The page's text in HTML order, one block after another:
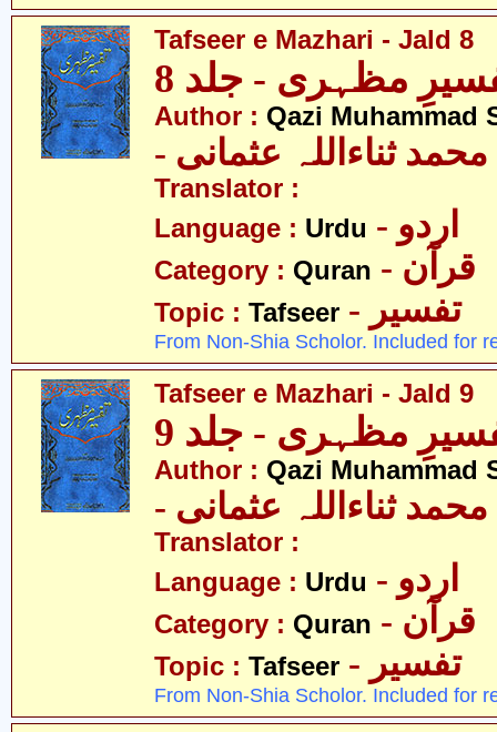
Tafseer e Mazhari - Jald 8
مظہری - جلد 8
Author : Qazi Muhammad
ثناءاللہ عثمانی
Translator :
Language : Urdu - اردو
Category : Quran - قرآن
Topic : Tafseer - تفسیر
From Non-Shia Scholor. Included for
Tafseer e Mazhari - Jald 9
مظہری - جلد 9
Author : Qazi Muhammad
ثناءاللہ عثمانی
Translator :
Language : Urdu - اردو
Category : Quran - قرآن
Topic : Tafseer - تفسیر
From Non-Shia Scholor. Included for